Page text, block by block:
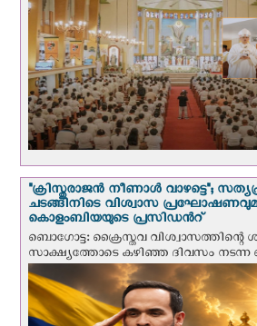
"ക്രിസ്തുരാജന്‍ നീണാള്‍ വാഴട്ടെ";
ചടങ്ങിനിടെ വിശ്വാസ
കൊളംബിയയുടെ പ്രസിഡന്‍റ്
ബൊഗോട്ട: ക്രൈസ്തവ വിശ്വാസത്തിന്റെ
സാക്ഷ്യത്തോടെ കഴിഞ്ഞ ദിവസം